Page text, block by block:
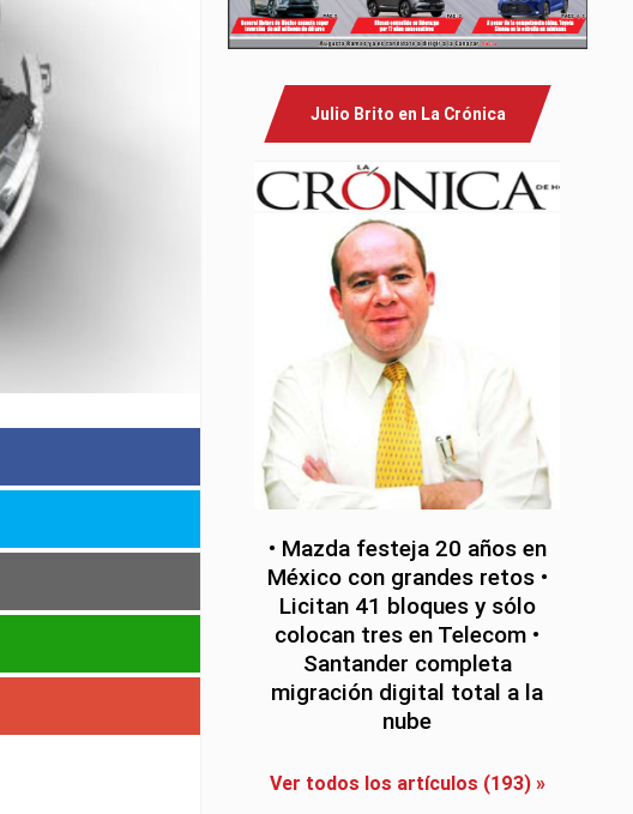
Julio Brito en La Crónica
• Mazda festeja 20 años en
México con grandes retos •
Licitan 41 bloques y sólo
colocan tres en Telecom •
Santander completa
migración digital total a la
nube
Ver todos los artículos (193) »